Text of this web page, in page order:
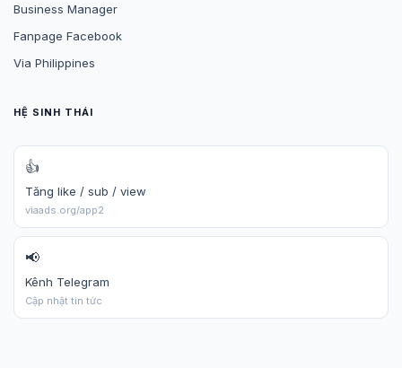
Business Manager
Fanpage Facebook
Via Philippines
HỆ SINH THÁI
👍
Tăng like / sub / view
viaads.org/app2
📢
Kênh Telegram
Cập nhật tin tức